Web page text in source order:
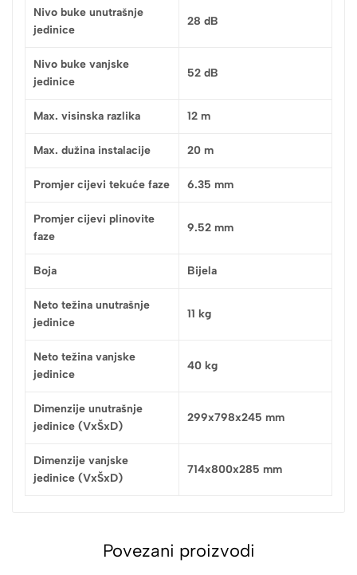
Nivo buke unutrašnje
jedinice
28 dB
Nivo buke vanjske
jedinice
52 dB
Max. visinska razlika 12 m
Max. dužina instalacije 20 m
Promjer cijevi tekuće faze 6.35 mm
Promjer cijevi plinovite
faze
9.52 mm
Boja Bijela
Neto težina unutrašnje
jedinice
11 kg
Neto težina vanjske
jedinice
40 kg
Dimenzije unutrašnje
jedinice (VxŠxD)
299x798x245 mm
Dimenzije vanjske
jedinice (VxŠxD)
714x800x285 mm
Povezani proizvodi